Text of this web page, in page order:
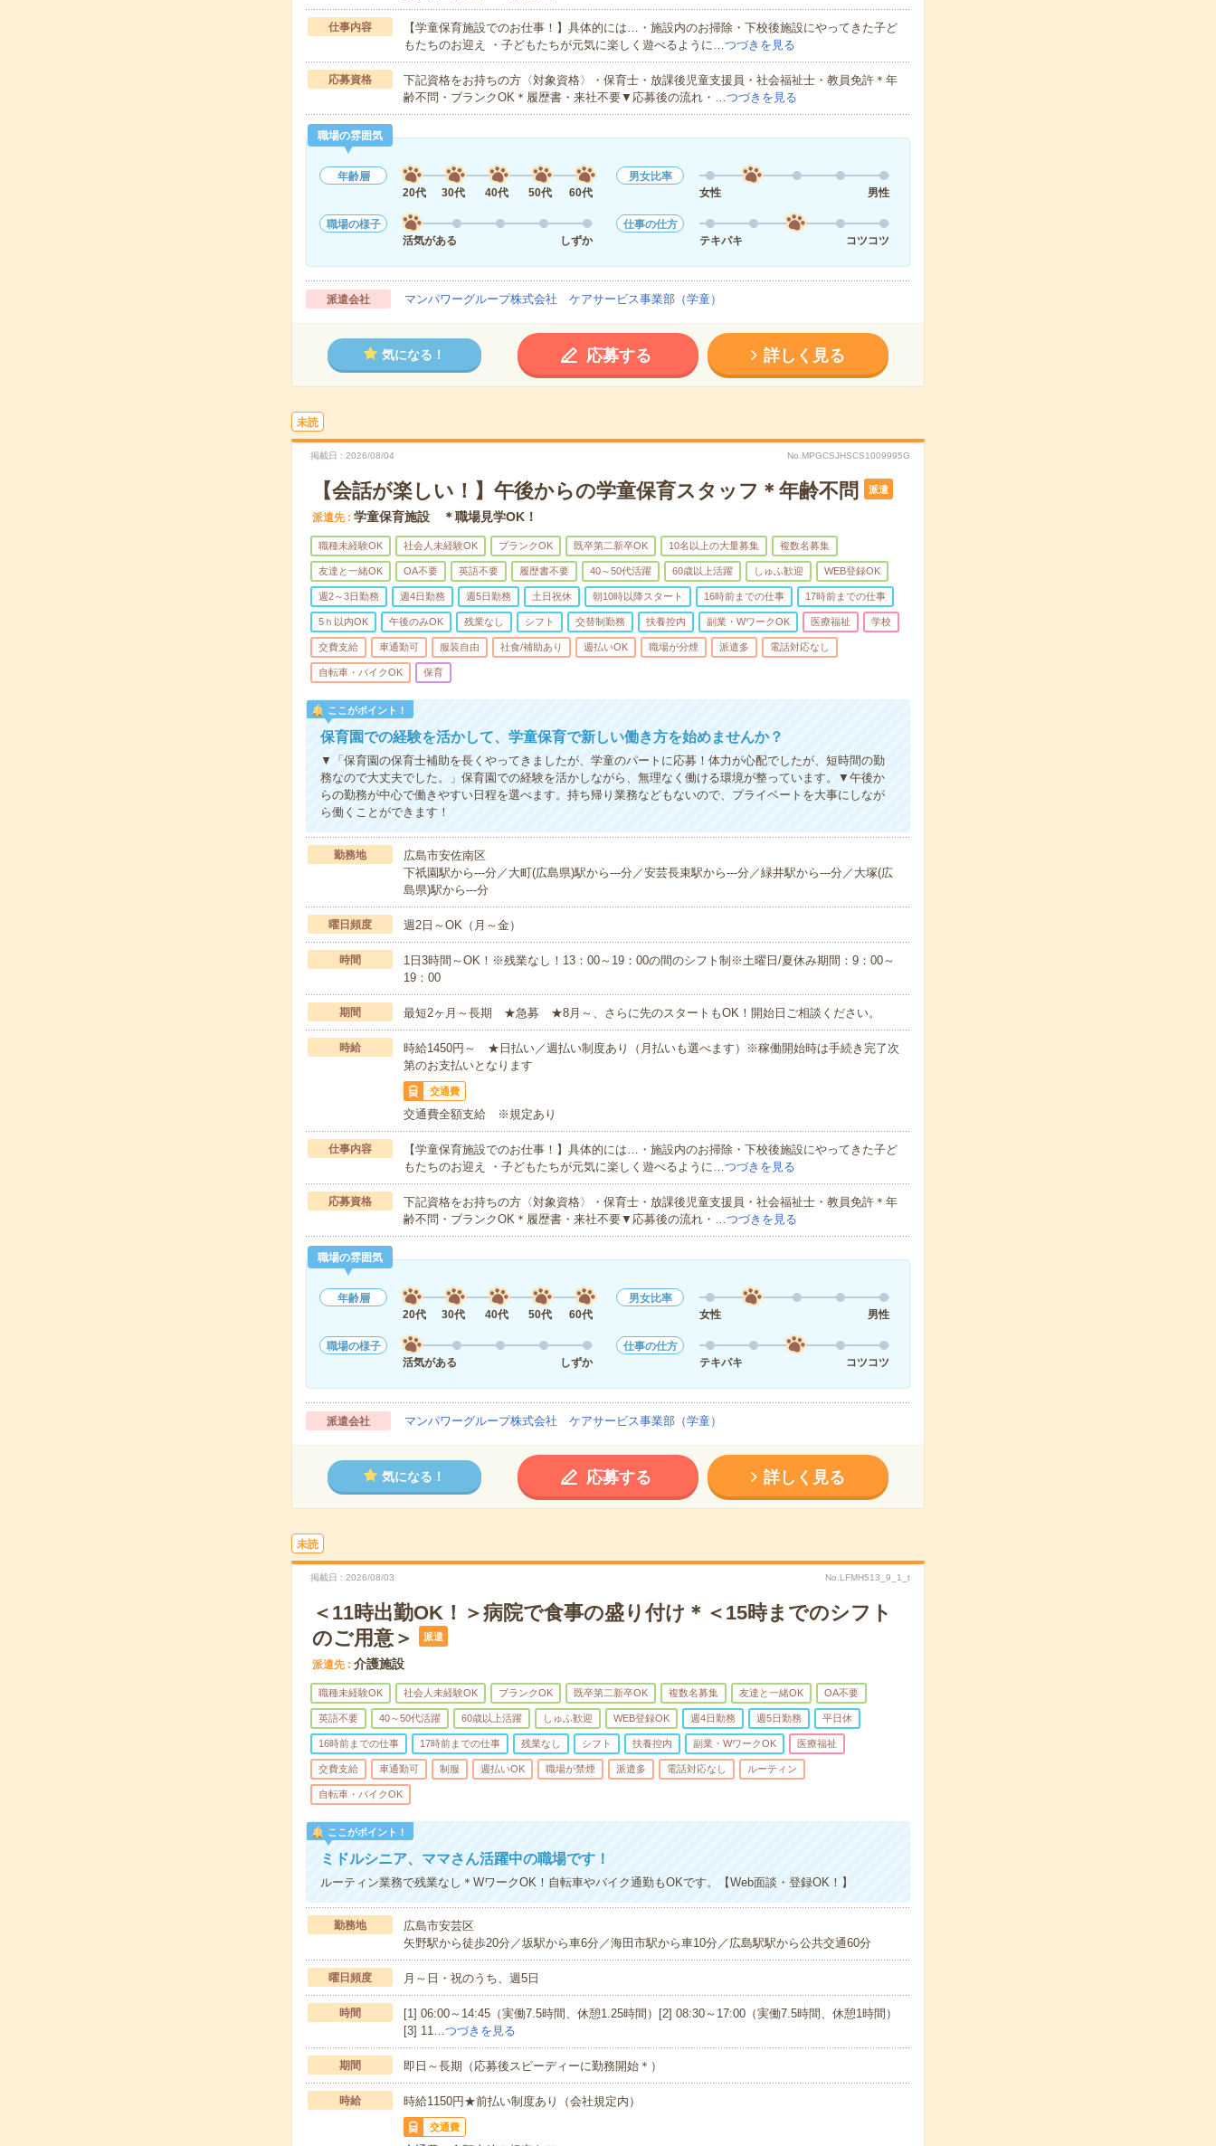
仕事内容
【学童保育施設でのお仕事！】具体的には…・施設内のお掃除・下校後施設にやってきた子ど
もたちのお迎え ・子どもたちが元気に楽しく遊べるように…つづきを見る
応募資格
下記資格をお持ちの方〈対象資格〉・保育士・放課後児童支援員・社会福祉士・教員免許＊年
齢不問・ブランクOK＊履歴書・来社不要▼応募後の流れ・…つづきを見る
職場の雰囲気
年齢層
20代
30代 40代 50代 60代
男女比率
女性
男性
職場の様子
活気がある
しずか
仕事の仕方
テキパキ
コツコツ
派遣会社 マンパワーグループ株式会社 ケアサービス事業部（学童）
気になる！ 応募する 詳しく見る
未読
掲載日 2026/08/04 No.MPGCSJHSCS1009995G
【会話が楽しい！】午後からの学童保育スタッフ＊年齢不問 派遣
派遣先 学童保育施設 ＊職場見学OK！
職種未経験OK 社会人未経験OK ブランクOK 既卒第二新卒OK 10名以上の大量募集 複数名募集
友達と一緒OK OA不要 英語不要 履歴書不要 40～50代活躍 60歳以上活躍 しゅふ歓迎 WEB登録OK
週2～3日勤務 週4日勤務 週5日勤務 土日祝休 朝10時以降スタート 16時前までの仕事 17時前までの仕事
5ｈ以内OK 午後のみOK 残業なし シフト 交替制勤務 扶養控内 副業・WワークOK 医療福祉 学校
交費支給 車通勤可 服装自由 社食/補助あり 週払いOK 職場が分煙 派遣多 電話対応なし
自転車・バイクOK 保育
ここがポイント！
保育園での経験を活かして、学童保育で新しい働き方を始めませんか？
▼「保育園の保育士補助を長くやってきましたが、学童のパートに応募！体力が心配でしたが、短時間の勤
務なので大丈夫でした。」保育園での経験を活かしながら、無理なく働ける環境が整っています。▼午後か
らの勤務が中心で働きやすい日程を選べます。持ち帰り業務などもないので、プライベートを大事にしなが
ら働くことができます！
勤務地
広島市安佐南区
下祇園駅から---分／大町(広島県)駅から---分／安芸長束駅から---分／緑井駅から---分／大塚(広
島県)駅から---分
曜日頻度 週2日～OK（月～金）
時間
1日3時間～OK！※残業なし！13：00～19：00の間のシフト制※土曜日/夏休み期間：9：00～
19：00
期間 最短2ヶ月～長期 ★急募 ★8月～、さらに先のスタートもOK！開始日ご相談ください。
時給
時給1450円～ ★日払い／週払い制度あり（月払いも選べます）※稼働開始時は手続き完了次
第のお支払いとなります
交通費
交通費全額支給 ※規定あり
仕事内容
【学童保育施設でのお仕事！】具体的には…・施設内のお掃除・下校後施設にやってきた子ど
もたちのお迎え ・子どもたちが元気に楽しく遊べるように…つづきを見る
応募資格
下記資格をお持ちの方〈対象資格〉・保育士・放課後児童支援員・社会福祉士・教員免許＊年
齢不問・ブランクOK＊履歴書・来社不要▼応募後の流れ・…つづきを見る
職場の雰囲気
年齢層
20代
30代 40代 50代 60代
男女比率
女性
男性
職場の様子
活気がある
しずか
仕事の仕方
テキパキ
コツコツ
派遣会社 マンパワーグループ株式会社 ケアサービス事業部（学童）
気になる！ 応募する 詳しく見る
未読
掲載日 2026/08/03 No.LFMH513_9_1_t
＜11時出勤OK！＞病院で食事の盛り付け＊＜15時までのシフト
のご用意＞
派遣
派遣先 介護施設
職種未経験OK 社会人未経験OK ブランクOK 既卒第二新卒OK 複数名募集 友達と一緒OK OA不要
英語不要 40～50代活躍 60歳以上活躍 しゅふ歓迎 WEB登録OK 週4日勤務 週5日勤務 平日休
16時前までの仕事 17時前までの仕事 残業なし シフト 扶養控内 副業・WワークOK 医療福祉
交費支給 車通勤可 制服 週払いOK 職場が禁煙 派遣多 電話対応なし ルーティン
自転車・バイクOK
ここがポイント！
ミドルシニア、ママさん活躍中の職場です！
ルーティン業務で残業なし＊WワークOK！自転車やバイク通勤もOKです。【Web面談・登録OK！】
勤務地
広島市安芸区
矢野駅から徒歩20分／坂駅から車6分／海田市駅から車10分／広島駅駅から公共交通60分
曜日頻度 月～日・祝のうち、週5日
時間
[1] 06:00～14:45（実働7.5時間、休憩1.25時間）[2] 08:30～17:00（実働7.5時間、休憩1時間）
[3] 11…つづきを見る
期間 即日～長期（応募後スピーディーに勤務開始＊）
時給 時給1150円★前払い制度あり（会社規定内）
交通費